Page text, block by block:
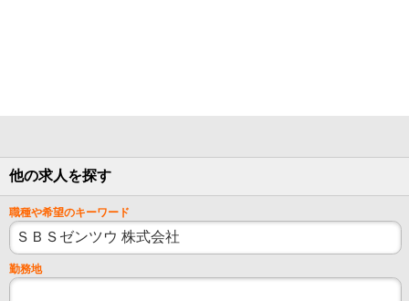
他の求人を探す
職種や希望のキーワード
勤務地